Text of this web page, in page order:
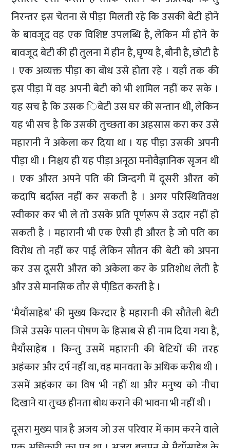
निरन्तर इस चेतना से पीड़ा मिलती रहे कि उसकी बेटी होने
के बावजूद वह एक विशिष्ट उपलब्धि है, लेकिन माँ होने के
बावजूद बेटी की ही तुलना में हीन है, घृण्य है, बौनी है, छोटी है
। एक अव्यक्त पीड़ा का बोध उसे होता रहे । यहाँ तक की
इस पीड़ा में वह अपनी बेटी को भी शामिल नहीं कर सके ।
यह सच है कि उसक िबेटी उस घर की सन्तान थी, लेकिन
यह भी सच है कि उसकी तुच्छता का अहसास करा कर उसे
महारानी ने अकेला कर दिया था । यह पीड़ा उसकी अपनी
पीड़ा थी । निश्चय ही यह पीड़ा अनूठा मनोवैज्ञानिक सृजन थी
। एक औरत अपने पति की जिन्दगी में दूसरी औरत को
कदापि बर्दास्त नहीं कर सकती है । अगर परिस्थितिवश
स्वीकार कर भी ले तो उसके प्रति पूर्णरूप से उदार नहीं हो
सकती है । महारानी भी एक ऐसी ही औरत है जो पति का
विरोध तो नहीं कर पाई लेकिन सौतन की बेटी को अपना
कर उस दूसरी औरत को अकेला कर के प्रतिशोध लेती है
और उसे मानसिक तौर से पीडि़त करती है ।
‘मैयाँसाहेब’ की मुख्य किरदार है महारानी की सौतेली बेटी
जिसे उसके पालन पोषण के हिसाब से ही नाम दिया गया है,
मैयाँसाहेब । किन्तु उसमें महारानी की बेटियों की तरह
अहंकार और दर्प नहीं था, वह मानवता के अधिक करीब थी ।
उसमें अहंकार का विष भी नहीं था और मनुष्य को नीचा
दिखाने या तुच्छ हीनता बोध कराने की भावना भी नहीं थी ।
दूसरा मुख्य पात्र है अजय जो उस परिवार में काम करने वाले